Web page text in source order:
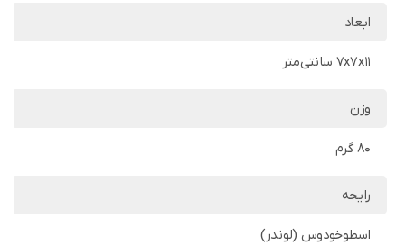
ابعاد
7x7x11 سانتی‌متر
وزن
80 گرم
رایحه
اسطوخودوس (لوندر)